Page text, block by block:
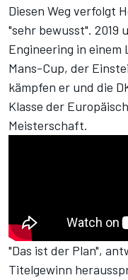
Diesen Weg verfolgt
"sehr bewusst". 2019
Engineering in
Mans-Cup, der
kämpfen er und die
Klasse der
Meisterschaft.
"Das ist der Plan",
Titelgewinn